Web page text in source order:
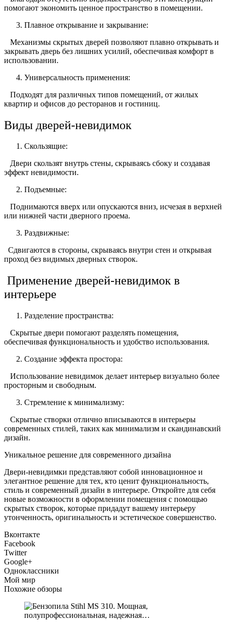
помогают экономить ценное пространство в помещении.
Плавное открывание и закрывание:
Механизмы скрытых дверей позволяют плавно открывать и
закрывать дверь без лишних усилий, обеспечивая комфорт в
использовании.
Универсальность применения:
Подходят для различных типов помещений, от жилых
квартир и офисов до ресторанов и гостиниц.
Виды дверей-невидимок
Скользящие:
Двери скользят внутрь стены, скрываясь сбоку и создавая
эффект невидимости.
Подъемные:
Поднимаются вверх или опускаются вниз, исчезая в верхней
или нижней части дверного проема.
Раздвижные:
Сдвигаются в стороны, скрываясь внутри стен и открывая
проход без видимых дверных створок.
Применение дверей-невидимок в
интерьере
Разделение пространства:
Скрытые двери помогают разделять помещения,
обеспечивая функциональность и удобство использования.
Создание эффекта простора:
Использование невидимок делает интерьер визуально более
просторным и свободным.
Стремление к минимализму:
Скрытые створки отлично вписываются в интерьеры
современных стилей, таких как минимализм и скандинавский
дизайн.
Уникальное решение для современного дизайна
Двери-невидимки представляют собой инновационное и
элегантное решение для тех, кто ценит функциональность,
стиль и современный дизайн в интерьере. Откройте для себя
новые возможности в оформлении помещения с помощью
скрытых створок, которые придадут вашему интерьеру
утонченность, оригинальность и эстетическое совершенство.
Вконтакте
Facebook
Twitter
Google+
Одноклассники
Мой мир
Похожие обзоры